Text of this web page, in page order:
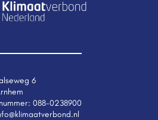
6
088-0238900